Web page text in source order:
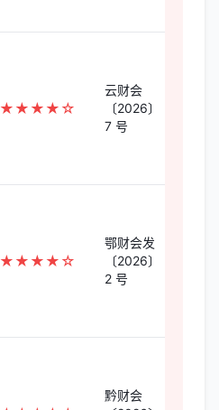
★★★★☆
云财会
〔2026〕
7 号
★★★★☆
鄂财会发
〔2026〕
2 号
黔财会